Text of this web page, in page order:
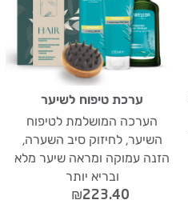
ערכת טיפוח לשיער
הערכה המושלמת לטיפוח
השיער, לחיזוק סיב השערה,
הזנה עמוקה ומראה שיער מלא
ובריא יותר
₪223.40